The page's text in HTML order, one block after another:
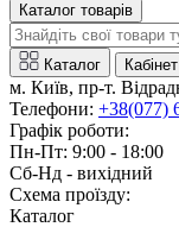
Каталог товарів
Каталог Кабінет
м. Київ, пр-т.
Телефони: +38(077)
Графік роботи:
Пн-Пт: 9:00 - 18:00
Сб-Нд - вихідний
Схема проїзду:
Каталог